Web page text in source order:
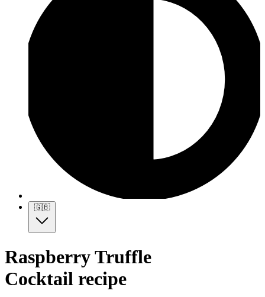
🇬🇧
Raspberry Truffle
Cocktail recipe